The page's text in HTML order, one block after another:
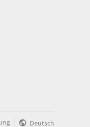
Deutsch